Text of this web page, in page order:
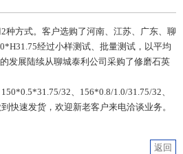
方式。客户选购了河南、江苏、广东、聊
经过小样测试、批量测试，以平均
发展陆续从聊城泰利公司采购了修磨石英
32、156*0.8/1.0/31.75/32、
快速发货，欢迎新老客户来电洽谈业务。
返回